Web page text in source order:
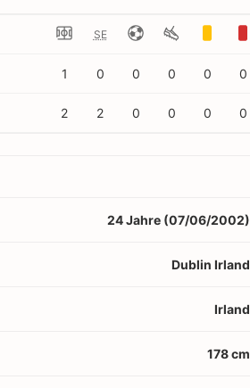
SE
1 0 0 0 0 0
2 2 0 0 0 0
24 Jahre (07/06/2002)
Dublin Irland
Irland
178 cm